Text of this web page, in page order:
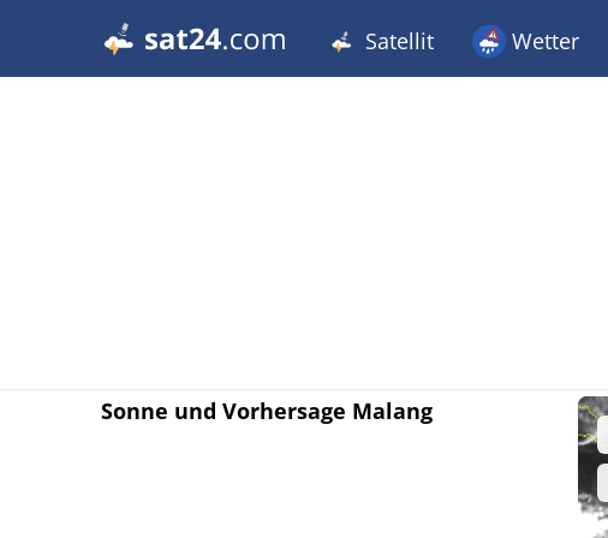
Satellit Wetter
Sonne und Vorhersage Malang